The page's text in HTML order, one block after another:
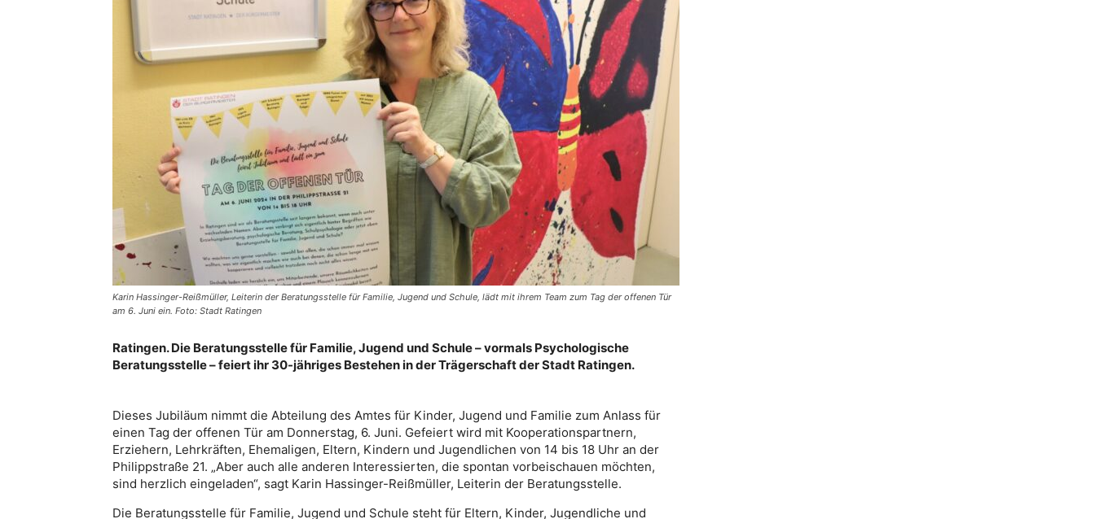
Karin Hassinger-Reißmüller, Leiterin der Beratungsstelle für Familie, Jugend und Schule, lädt mit ihrem Team zum Tag der offenen Tür
am 6. Juni ein. Foto: Stadt Ratingen
Ratingen. Die Beratungsstelle für Familie, Jugend und Schule – vormals Psychologische
Beratungsstelle – feiert ihr 30-jähriges Bestehen in der Trägerschaft der Stadt Ratingen.
Dieses Jubiläum nimmt die Abteilung des Amtes für Kinder, Jugend und Familie zum Anlass für
einen Tag der offenen Tür am Donnerstag, 6. Juni. Gefeiert wird mit Kooperationspartnern,
Erziehern, Lehrkräften, Ehemaligen, Eltern, Kindern und Jugendlichen von 14 bis 18 Uhr an der
Philippstraße 21. „Aber auch alle anderen Interessierten, die spontan vorbeischauen möchten,
sind herzlich eingeladen“, sagt Karin Hassinger-Reißmüller, Leiterin der Beratungsstelle.
Die Beratungsstelle für Familie, Jugend und Schule steht für Eltern, Kinder, Jugendliche und